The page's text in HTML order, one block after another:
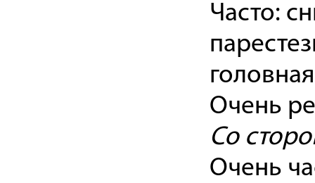
Часто:
Очень
Со
Очень